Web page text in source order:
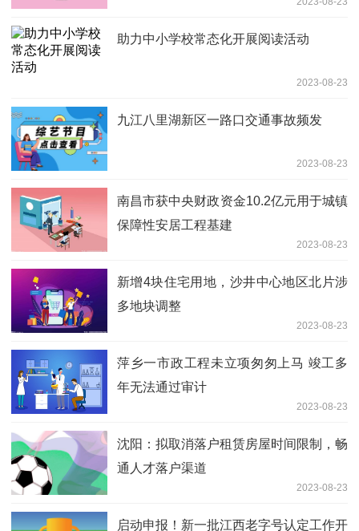
助力中小学校常态化开展阅读活动
2023-08-23
九江八里湖新区一路口交通事故频发
2023-08-23
南昌市获中央财政资金10.2亿元用于城镇
保障性安居工程基建
2023-08-23
新增4块住宅用地，沙井中心地区北片涉
多地块调整
2023-08-23
萍乡一市政工程未立项匆匆上马 竣工多
年无法通过审计
2023-08-23
沈阳：拟取消落户租赁房屋时间限制，畅
通人才落户渠道
2023-08-23
启动申报！新一批江西老字号认定工作开